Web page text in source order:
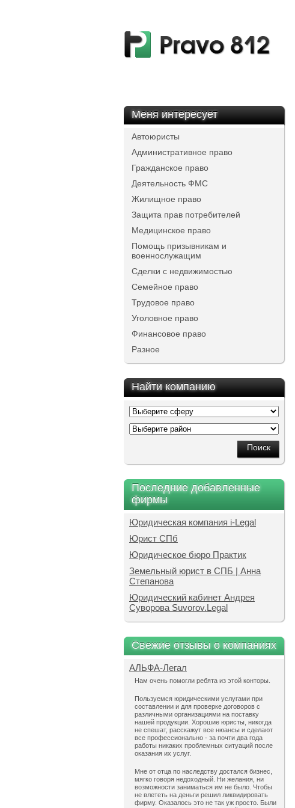
Меня интересует
Автоюристы
Административное право
Гражданское право
Деятельность ФМС
Жилищное право
Защита прав потребителей
Медицинское право
Помощь призывникам и
военнослужащим
Сделки с недвижимостью
Семейное право
Трудовое право
Уголовное право
Финансовое право
Разное
Найти компанию
Последние добавленные
фирмы
Юридическая компания i-Legal
Юрист СПб
Юридическое бюро Практик
Земельный юрист в СПБ | Анна
Степанова
Юридический кабинет Андрея
Суворова Suvorov.Legal
Свежие отзывы о компаниях
АЛЬФА-Легал
Нам очень помогли ребята из этой конторы.
Пользуемся юридическими услугами при
составлении и для проверке договоров с
различными организациями на поставку
нашей продукции. Хорошие юристы, никогда
не спешат, расскажут все нюансы и сделают
все профессионально - за почти два года
работы никаких проблемных ситуаций после
оказания их услуг.
Мне от отца по наследству достался бизнес,
мягко говоря недоходный. Ни желания, ни
возможности заниматься им не было. Чтобы
не влететь на деньги решил ликвидировать
фирму. Оказалось это не так уж просто. Были